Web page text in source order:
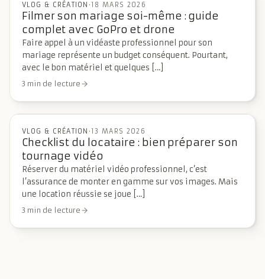
VLOG & CRÉATION ·18 MARS 2026
Filmer son mariage soi-même : guide
complet avec GoPro et drone
Faire appel à un vidéaste professionnel pour son
mariage représente un budget conséquent. Pourtant,
avec le bon matériel et quelques […]
3 min de lecture
VLOG & CRÉATION ·13 MARS 2026
Checklist du locataire : bien préparer son
tournage vidéo
Réserver du matériel vidéo professionnel, c’est
l’assurance de monter en gamme sur vos images. Mais
une location réussie se joue […]
3 min de lecture